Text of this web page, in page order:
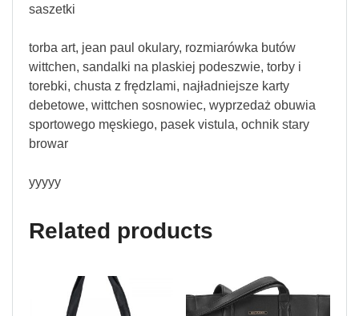
saszetki
torba art, jean paul okulary, rozmiarówka butów
wittchen, sandalki na plaskiej podeszwie, torby i
torebki, chusta z frędzlami, najładniejsze karty
debetowe, wittchen sosnowiec, wyprzedaż obuwia
sportowego męskiego, pasek vistula, ochnik stary
browar
yyyyy
Related products